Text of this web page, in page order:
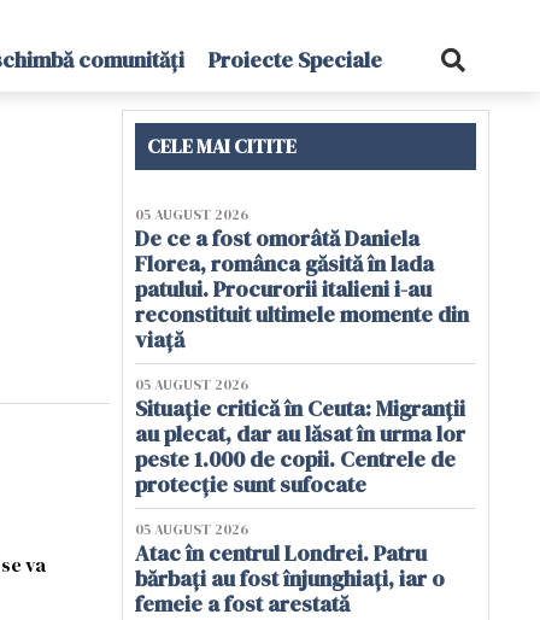
comunități Proiecte Speciale
va
CELE MAI CITITE
05 AUGUST 2026
De ce a fost omorâtă Daniela
Florea, românca găsită în lada
patului. Procurorii italieni i-au
reconstituit ultimele momente din
viață
05 AUGUST 2026
Situație critică în Ceuta: Migranții
au plecat, dar au lăsat în urma lor
peste 1.000 de copii. Centrele de
protecție sunt sufocate
05 AUGUST 2026
Atac în centrul Londrei. Patru
bărbați au fost înjunghiați, iar o
femeie a fost arestată